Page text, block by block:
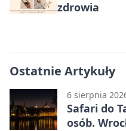
zdrowia
Ostatnie Artykuły
6 sierpnia
Safari do
osób.